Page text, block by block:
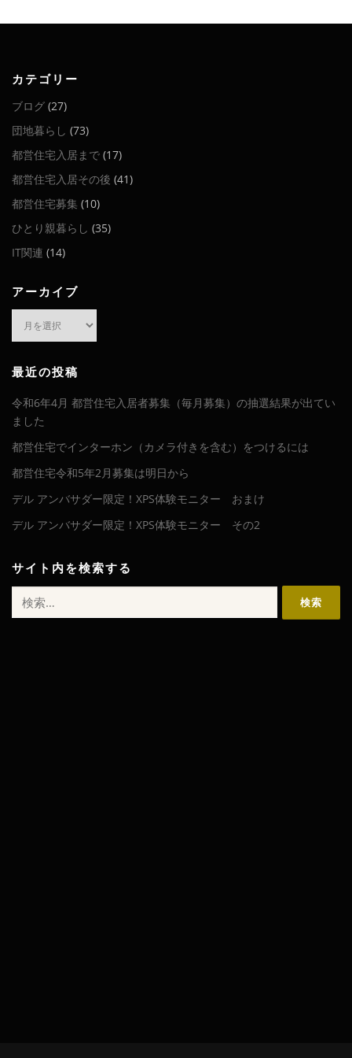
カテゴリー
ブログ (27)
団地暮らし (73)
都営住宅入居まで (17)
都営住宅入居その後 (41)
都営住宅募集 (10)
ひとり親暮らし (35)
IT関連 (14)
アーカイブ
イ
最近の投稿
令和6年4月 都営住宅入居者募集（毎月募集）の抽選結果が出てい
ました
都営住宅でインターホン（カメラ付きを含む）をつけるには
都営住宅令和5年2月募集は明日から
デル アンバサダー限定！XPS体験モニター おまけ
デル アンバサダー限定！XPS体験モニター その2
サイト内を検索する
索: